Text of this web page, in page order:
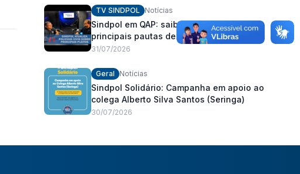
TV SINDPOL Notícias
Sindpol em QAP: saiba como estão as
principais pautas de interesse dos
policiais civis
31/07/2026
Geral Notícias
Sindpol Solidário: Campanha em apoio ao
colega Alberto Silva Santos (Seringa)
30/07/2026